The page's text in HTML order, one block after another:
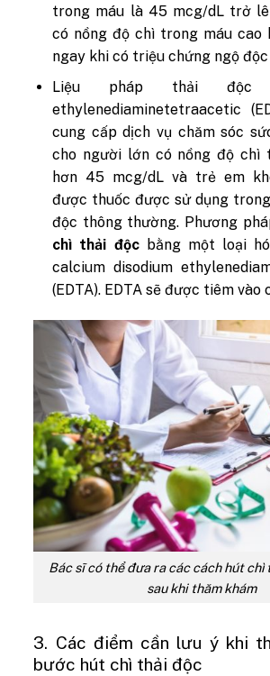
trong máu là 45 mcg/dL trở
có nồng độ chì trong máu cao
ngay khi có triệu chứng ngộ độc
Liệu pháp thải độc
ethylenediaminetetraacetic
cung cấp dịch vụ chăm sóc
cho người lớn có nồng độ chì
hơn 45 mcg/dL và trẻ em
được thuốc được sử dụng
độc thông thường. Phương
chì thải độcbằng một loại
calcium disodium
(EDTA). EDTA sẽ được tiêm vào
Bác sĩ có thể đưa ra các cách hút chì
sau khi thăm khám
3. Các điểm cần lưu ý khi
bước hút chì thải độc